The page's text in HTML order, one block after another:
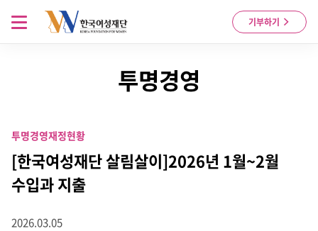
Skip to content
기부하기
메뉴 열기
투명경영
투명경영재정현황
[한국여성재단 살림살이]2026년 1월~2월
수입과 지출
2026.03.05